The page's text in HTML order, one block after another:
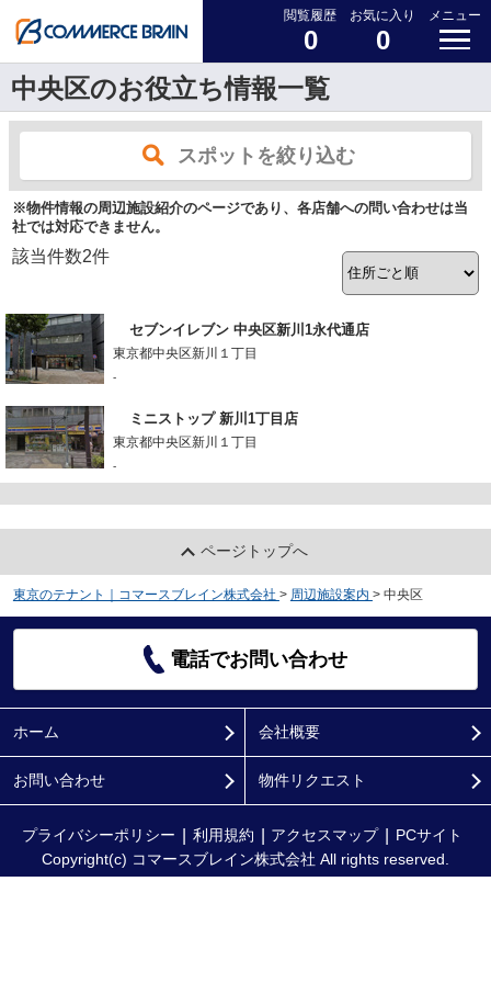
閲覧履歴
0
お気に入り
0
メニュー
中央区のお役立ち情報一覧
スポットを絞り込む
※物件情報の周辺施設紹介のページであり、各店舗への問い合わせは当
社では対応できません。
該当件数2件
セブンイレブン 中央区新川1永代通店
東京都中央区新川１丁目
-
ミニストップ 新川1丁目店
東京都中央区新川１丁目
-
ページトップへ
東京のテナント｜コマースブレイン株式会社 > 周辺施設案内 > 中央区
電話でお問い合わせ
ホーム 会社概要
お問い合わせ 物件リクエスト
プライバシーポリシー 利用規約 アクセスマップ
PCサイト
Copyright(c) コマースブレイン株式会社 All rights reserved.